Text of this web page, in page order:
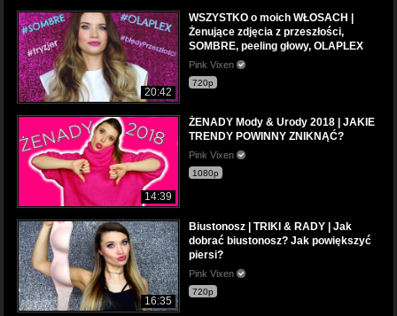
20:42
WSZYSTKO o moich WŁOSACH |
Żenujące zdjęcia z przeszłości,
SOMBRE, peeling głowy, OLAPLEX
Pink Vixen
720p
14:39
ŻENADY Mody & Urody 2018 | JAKIE
TRENDY POWINNY ZNIKNĄĆ?
Pink Vixen
1080p
16:35
Biustonosz | TRIKI & RADY | Jak
dobrać biustonosz? Jak powiększyć
piersi?
Pink Vixen
720p